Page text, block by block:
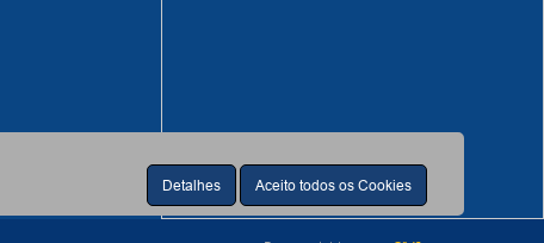
Detalhes Aceito todos os Cookies